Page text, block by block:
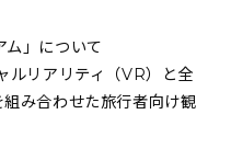
」について
リアリティ（VR）と全
み合わせた旅行者向け観